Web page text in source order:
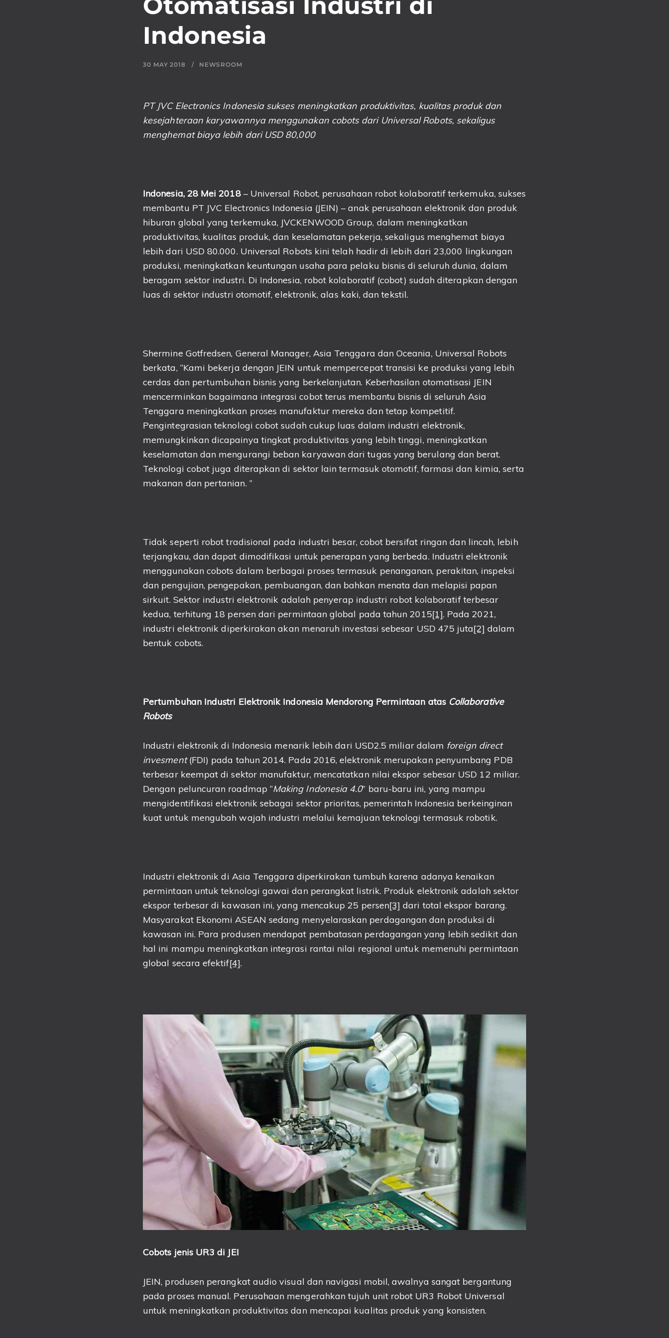
Indonesia
30 MAY 2018 NEWSROOM
PT JVC Electronics Indonesia sukses meningkatkan produktivitas, kualitas produk dan
kesejahteraan karyawannya menggunakan cobots dari Universal Robots, sekaligus
menghemat biaya lebih dari USD 80,000
Indonesia, 28 Mei 2018 – Universal Robot, perusahaan robot kolaboratif terkemuka, sukses
membantu PT JVC Electronics Indonesia (JEIN) – anak perusahaan elektronik dan produk
hiburan global yang terkemuka, JVCKENWOOD Group, dalam meningkatkan
produktivitas, kualitas produk, dan keselamatan pekerja, sekaligus menghemat biaya
lebih dari USD 80.000. Universal Robots kini telah hadir di lebih dari 23,000 lingkungan
produksi, meningkatkan keuntungan usaha para pelaku bisnis di seluruh dunia, dalam
beragam sektor industri. Di Indonesia, robot kolaboratif (cobot) sudah diterapkan dengan
luas di sektor industri otomotif, elektronik, alas kaki, dan tekstil.
Shermine Gotfredsen, General Manager, Asia Tenggara dan Oceania, Universal Robots
berkata, “Kami bekerja dengan JEIN untuk mempercepat transisi ke produksi yang lebih
cerdas dan pertumbuhan bisnis yang berkelanjutan. Keberhasilan otomatisasi JEIN
mencerminkan bagaimana integrasi cobot terus membantu bisnis di seluruh Asia
Tenggara meningkatkan proses manufaktur mereka dan tetap kompetitif.
Pengintegrasian teknologi cobot sudah cukup luas dalam industri elektronik,
memungkinkan dicapainya tingkat produktivitas yang lebih tinggi, meningkatkan
keselamatan dan mengurangi beban karyawan dari tugas yang berulang dan berat.
Teknologi cobot juga diterapkan di sektor lain termasuk otomotif, farmasi dan kimia, serta
makanan dan pertanian. ”
Tidak seperti robot tradisional pada industri besar, cobot bersifat ringan dan lincah, lebih
terjangkau, dan dapat dimodifikasi untuk penerapan yang berbeda. Industri elektronik
menggunakan cobots dalam berbagai proses termasuk penanganan, perakitan, inspeksi
dan pengujian, pengepakan, pembuangan, dan bahkan menata dan melapisi papan
sirkuit. Sektor industri elektronik adalah penyerap industri robot kolaboratif terbesar
kedua, terhitung 18 persen dari permintaan global pada tahun 2015[1]. Pada 2021,
industri elektronik diperkirakan akan menaruh investasi sebesar USD 475 juta[2] dalam
bentuk cobots.
Pertumbuhan Industri Elektronik Indonesia Mendorong Permintaan atas Collaborative
Robots
Industri elektronik di Indonesia menarik lebih dari USD2.5 miliar dalam foreign direct
invesment(FDI) pada tahun 2014. Pada 2016, elektronik merupakan penyumbang PDB
terbesar keempat di sektor manufaktur, mencatatkan nilai ekspor sebesar USD 12 miliar.
Dengan peluncuran roadmap “Making Indonesia 4.0” baru-baru ini, yang mampu
mengidentifikasi elektronik sebagai sektor prioritas, pemerintah Indonesia berkeinginan
kuat untuk mengubah wajah industri melalui kemajuan teknologi termasuk robotik.
Industri elektronik di Asia Tenggara diperkirakan tumbuh karena adanya kenaikan
permintaan untuk teknologi gawai dan perangkat listrik. Produk elektronik adalah sektor
ekspor terbesar di kawasan ini, yang mencakup 25 persen[3] dari total ekspor barang.
Masyarakat Ekonomi ASEAN sedang menyelaraskan perdagangan dan produksi di
kawasan ini. Para produsen mendapat pembatasan perdagangan yang lebih sedikit dan
hal ini mampu meningkatkan integrasi rantai nilai regional untuk memenuhi permintaan
global secara efektif[4].
Cobots jenis UR3di JEI
JEIN, produsen perangkat audio visual dan navigasi mobil, awalnya sangat bergantung
pada proses manual. Perusahaan mengerahkan tujuh unit robot UR3 Robot Universal
untuk meningkatkan produktivitas dan mencapai kualitas produk yang konsisten.